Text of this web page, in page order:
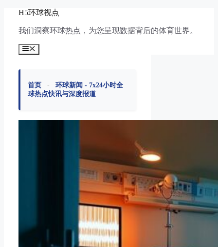
H5环球视点
我们洞察环球热点，为您呈现数据背后的体育世界。
菜
首页 -
环球新闻 - 7x24小时全
球热点快讯与深度报道